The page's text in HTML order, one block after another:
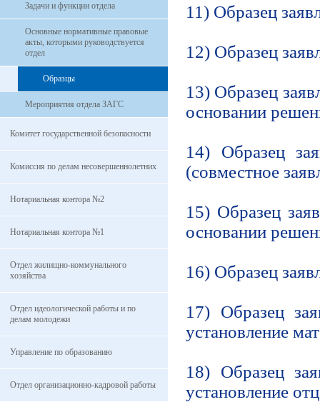
Задачи и функции отдела
Основные нормативные правовые
акты, которыми руководствуется
отдел
Образцы
Мероприятия отдела ЗАГС
Комитет государственной безопасности
Комиссия по делам несовершеннолетних
Нотариальная контора №2
Нотариальная контора №1
Отдел жилищно-коммунального
хозяйства
Отдел идеологической работы и по
делам молодежи
Управление по образованию
Отдел организационно-кадровой работы
11) Образец
12) Образец
13) Образец
основании
14) Образец
(совместное
15) Образец
основании
16) Образец
17) Образец
установление
18) Образец
установление